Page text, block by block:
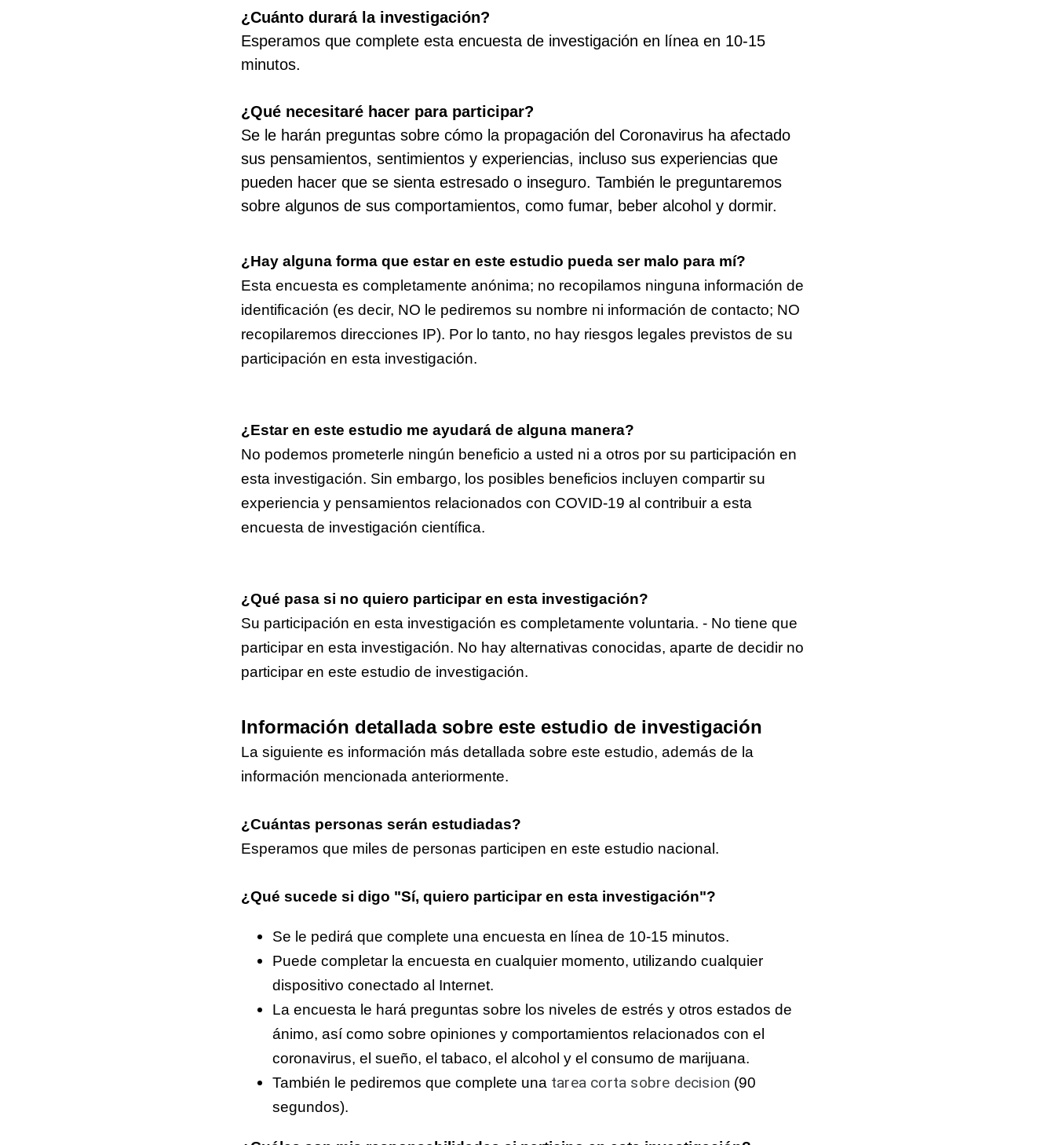
¿Cuánto durará la investigación?
Esperamos que complete esta encuesta de investigación en línea en 10-15
minutos.
¿Qué necesitaré hacer para participar?
Se le harán preguntas sobre cómo la propagación del Coronavirus ha afectado
sus pensamientos, sentimientos y experiencias, incluso sus experiencias que
pueden hacer que se sienta estresado o inseguro. También le preguntaremos
sobre algunos de sus comportamientos, como fumar, beber alcohol y dormir.
¿Hay alguna forma que estar en este estudio pueda ser malo para mí?
Esta encuesta es completamente anónima; no recopilamos ninguna información de
identificación (es decir, NO le pediremos su nombre ni información de contacto; NO
recopilaremos direcciones IP). Por lo tanto, no hay riesgos legales previstos de su
participación en esta investigación.
¿Estar en este estudio me ayudará de alguna manera?
No podemos prometerle ningún beneficio a usted ni a otros por su participación en
esta investigación. Sin embargo, los posibles beneficios incluyen compartir su
experiencia y pensamientos relacionados con COVID-19 al contribuir a esta
encuesta de investigación científica.
¿Qué pasa si no quiero participar en esta investigación?
Su participación en esta investigación es completamente voluntaria. - No tiene que
participar en esta investigación. No hay alternativas conocidas, aparte de decidir no
participar en este estudio de investigación.
Información detallada sobre este estudio de investigación
La siguiente es información más detallada sobre este estudio, además de la
información mencionada anteriormente.
¿Cuántas personas serán estudiadas?
Esperamos que miles de personas participen en este estudio nacional.
¿Qué sucede si digo "Sí, quiero participar en esta investigación"?
Se le pedirá que complete una encuesta en línea de 10-15 minutos.
Puede completar la encuesta en cualquier momento, utilizando cualquier
dispositivo conectado al Internet.
La encuesta le hará preguntas sobre los niveles de estrés y otros estados de
ánimo, así como sobre opiniones y comportamientos relacionados con el
coronavirus, el sueño, el tabaco, el alcohol y el consumo de marijuana.
También le pediremos que complete una tarea corta sobre decision (90
segundos).